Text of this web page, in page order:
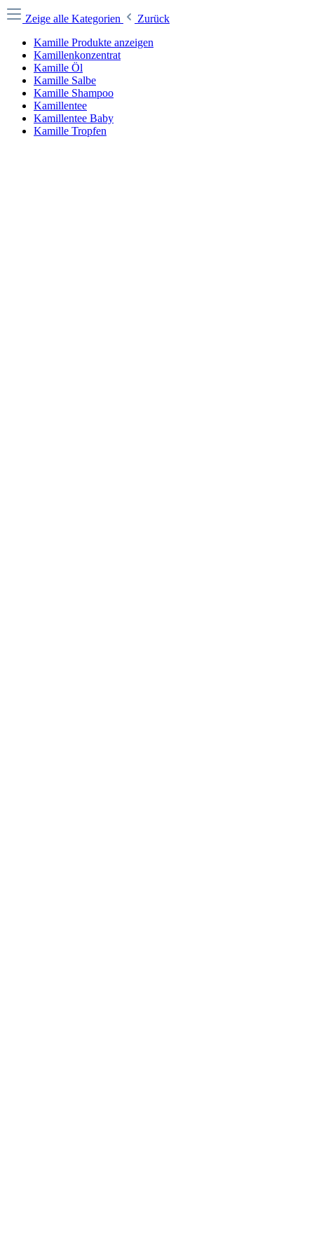
Zeige alle Kategorien
Zurück
Kamille Produkte anzeigen
Kamillenkonzentrat
Kamille Öl
Kamille Salbe
Kamille Shampoo
Kamillentee
Kamillentee Baby
Kamille Tropfen